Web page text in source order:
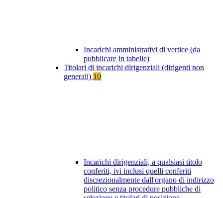
Incarichi amministrativi di vertice (da
pubblicare in tabelle)
Titolari di incarichi dirigenziali (dirigenti non
generali) 10
Incarichi dirigenziali, a qualsiasi titolo
conferiti, ivi inclusi quelli conferiti
discrezionalmente dall'organo di indirizzo
politico senza procedure pubbliche di